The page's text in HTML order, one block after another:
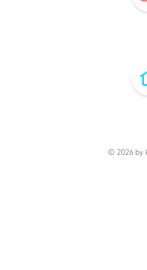
© 2026 by